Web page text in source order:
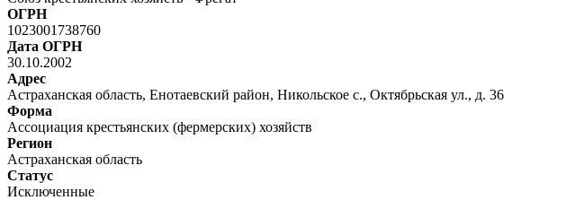
ОГРН
1023001738760
Дата ОГРН
30.10.2002
Адрес
Астраханская область, Енотаевский район, Никольское с., Октябрьская ул., д. 36
Форма
Ассоциация крестьянских (фермерских) хозяйств
Регион
Астраханская область
Статус
Исключенные